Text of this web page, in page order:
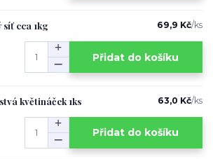
síť cca 1kg 69,9 Kč/ks
Přidat do košíku
květináček 1ks 63,0 Kč/ks
Přidat do košíku